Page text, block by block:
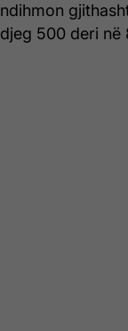
ndihmon
djeg 500 deri në